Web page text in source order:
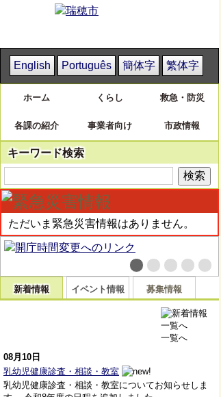
English Português 簡体字 繁体字
ホーム くらし 救急・防災
各課の紹介 事業者向け 市政情報
キーワード検索
ただいま緊急災害情報はありません。
新着情報 イベント情報 募集情報
一覧へ
08月10日
乳幼児健康診査・相談・教室
乳幼児健康診査・相談・教室についてお知らせしま